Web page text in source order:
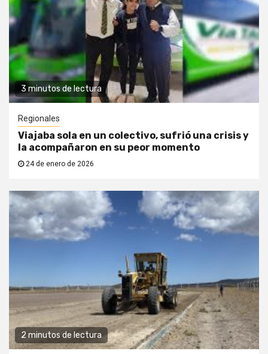
3 minutos de lectura
Regionales
Viajaba sola en un colectivo, sufrió una crisis y
la acompañaron en su peor momento
24 de enero de 2026
2 minutos de lectura